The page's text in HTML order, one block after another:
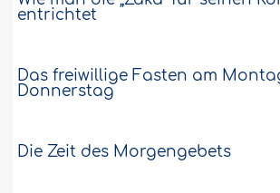
entrichtet
Das freiwillige Fasten am
Donnerstag
Die Zeit des Morgengebets